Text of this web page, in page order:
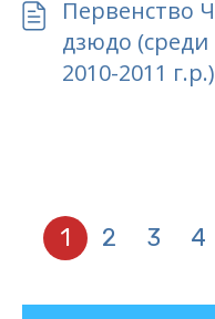
Первенство
дзюдо
2010-2011 г.р.)
Нумерация
страницТекущая
1 Page
2 Page
3 4